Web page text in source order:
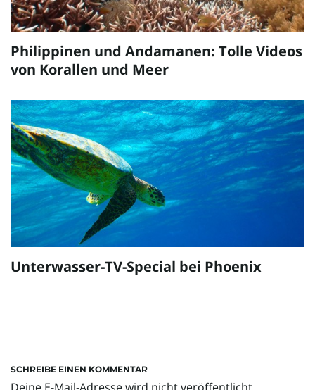
Philippinen und Andamanen: Tolle Videos
von Korallen und Meer
Unterwasser-TV-Special bei Phoenix
SCHREIBE EINEN KOMMENTAR